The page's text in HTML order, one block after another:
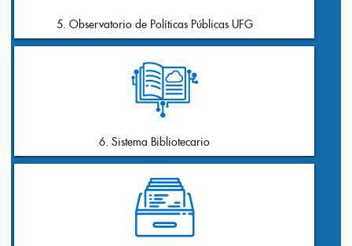
5. Observatorio de Políticas Públicas UFG
6. Sistema Bibliotecario